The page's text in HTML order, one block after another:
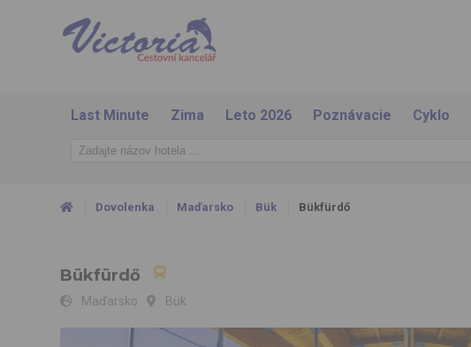
Last Minute Zima Leto 2026 Poznávacie Cyklo
Dovolenka Maďarsko Bük Bükfürdő
Bükfürdő
Maďarsko Bük